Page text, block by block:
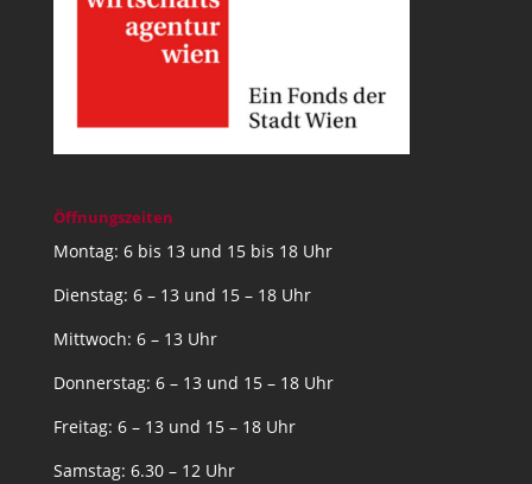
Öffnungszeiten
Montag: 6 bis 13 und 15 bis 18 Uhr
Dienstag: 6 – 13 und 15 – 18 Uhr
Mittwoch: 6 – 13 Uhr
Donnerstag: 6 – 13 und 15 – 18 Uhr
Freitag: 6 – 13 und 15 – 18 Uhr
Samstag: 6.30 – 12 Uhr